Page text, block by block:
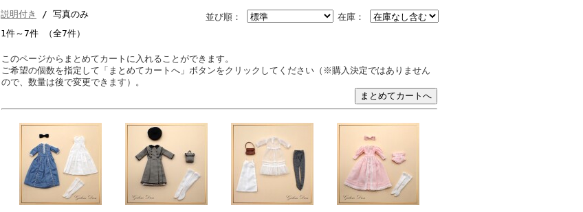
在庫：
並び順：
説明付き
/ 写真のみ
1件～7件 （全7件）
このページからまとめてカートに入れることができます。
ご希望の個数を指定して「まとめてカートへ」ボタンをクリックしてください（※購入決定ではありません
ので、数量は後で変更できます）。